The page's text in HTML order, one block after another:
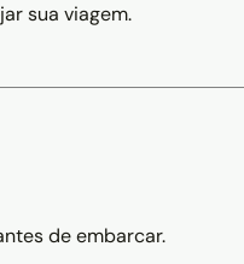
sua viagem.
de embarcar.